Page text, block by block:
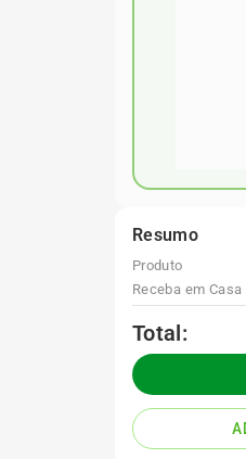
Resumo
Produto
Receba em Casa
Total: